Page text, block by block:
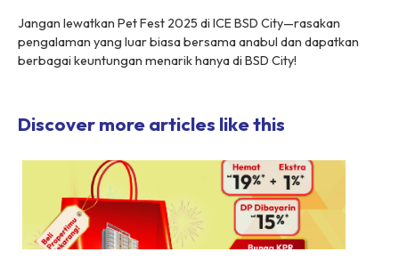
Jangan lewatkan Pet Fest 2025 di ICE BSD City—rasakan
pengalaman yang luar biasa bersama anabul dan dapatkan
berbagai keuntungan menarik hanya di BSD City!
Discover more articles like this